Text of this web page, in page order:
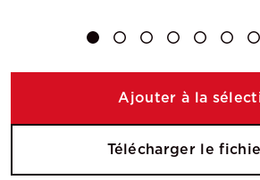
Ajouter à la
Télécharger le